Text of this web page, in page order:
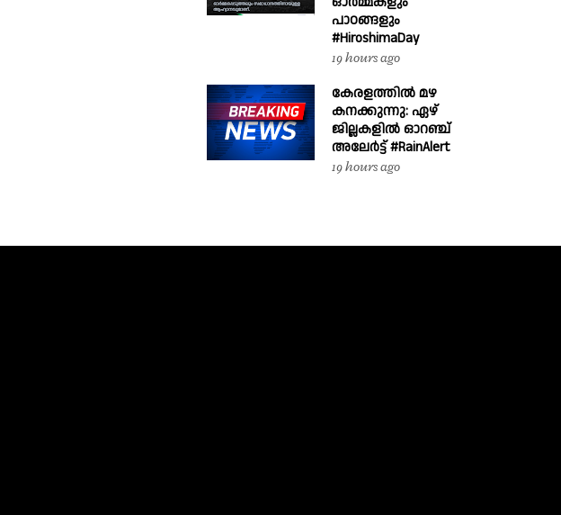
പാഠങ്ങളും
#HiroshimaDay
19 hours ago
കേരളത്തിൽ മഴ
കനക്കുന്നു: ഏഴ്
ജില്ലകളിൽ ഓറഞ്ച്
അലേർട്ട് #RainAlert
19 hours ago